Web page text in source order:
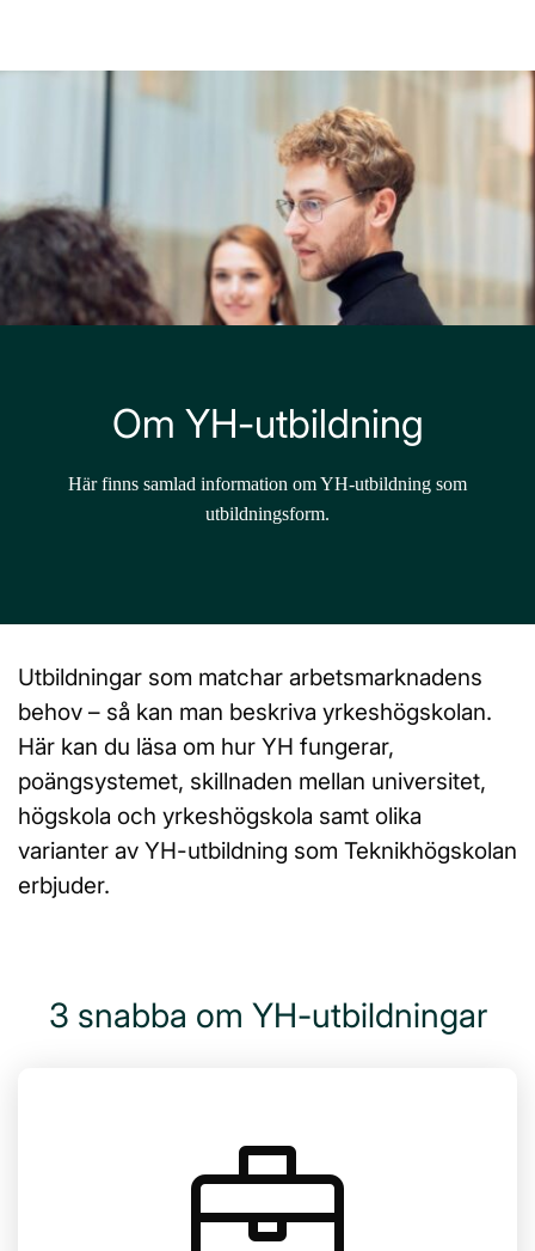
Om YH-utbildning
Här finns samlad information om YH-utbildning som
utbildningsform.
Utbildningar som matchar arbetsmarknadens
behov – så kan man beskriva yrkeshögskolan.
Här kan du läsa om hur YH fungerar,
poängsystemet, skillnaden mellan universitet,
högskola och yrkeshögskola samt olika
varianter av YH-utbildning som Teknikhögskolan
erbjuder.
3 snabba om YH-utbildningar